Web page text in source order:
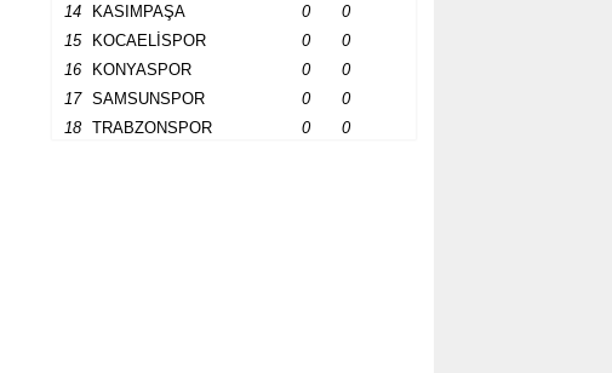
14
KASIMPAŞA 0
0
15
KOCAELİSPOR 0
0
16
KONYASPOR 0
0
17
SAMSUNSPOR 0
0
18
TRABZONSPOR 0 0